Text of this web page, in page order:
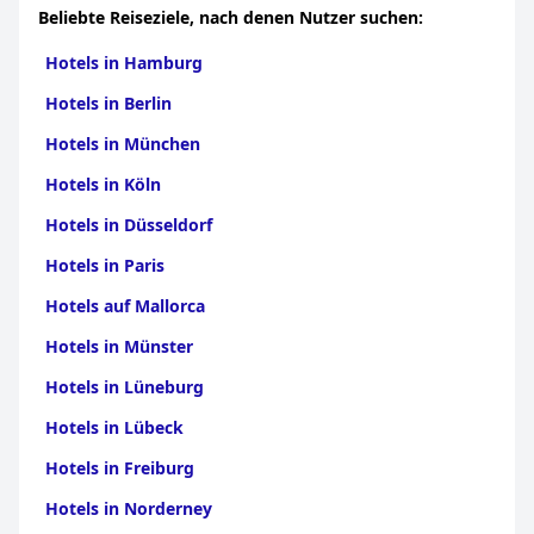
Kampot | Hotels in Takev
Beliebte Reiseziele, nach denen Nutzer suchen:
Hotels in Hamburg
Hotels in Berlin
Hotels in München
Hotels in Köln
Hotels in Düsseldorf
Hotels in Paris
Hotels auf Mallorca
Hotels in Münster
Hotels in Lüneburg
Hotels in Lübeck
Hotels in Freiburg
Hotels in Norderney